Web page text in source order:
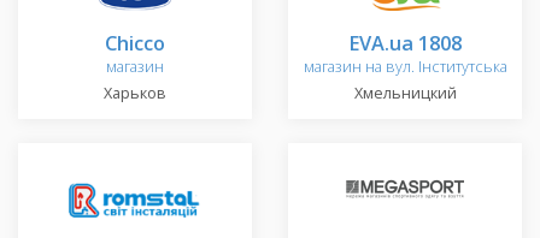
Chicco
магазин
Харьков
EVA.ua 1808
магазин на вул. Інститутська
Хмельницкий